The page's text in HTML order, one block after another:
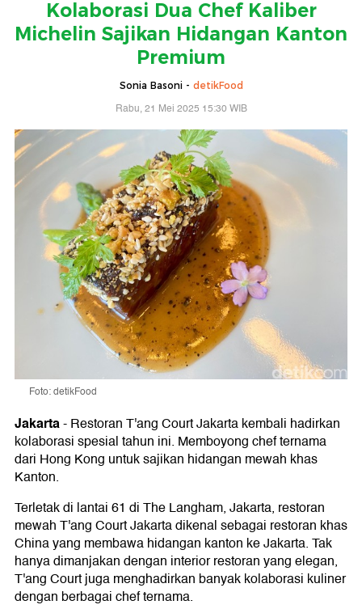
Kolaborasi Dua Chef Kaliber
Michelin Sajikan Hidangan Kanton
Premium
Sonia Basoni - detikFood
Rabu, 21 Mei 2025 15:30 WIB
Foto: detikFood
Jakarta-Restoran T'ang Court Jakarta kembali hadirkan
kolaborasi spesial tahun ini. Memboyong chef ternama
dari Hong Kong untuk sajikan hidangan mewah khas
Kanton.
Terletak di lantai 61 di The Langham, Jakarta, restoran
mewah T'ang Court Jakarta dikenal sebagai restoran khas
China yang membawa hidangan kanton ke Jakarta. Tak
hanya dimanjakan dengan interior restoran yang elegan,
T'ang Court juga menghadirkan banyak kolaborasi kuliner
dengan berbagai chef ternama.